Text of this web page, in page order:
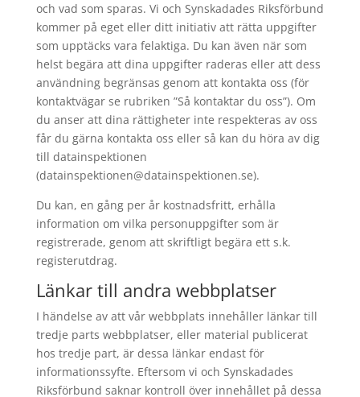
och vad som sparas. Vi och Synskadades Riksförbund
kommer på eget eller ditt initiativ att rätta uppgifter
som upptäcks vara felaktiga. Du kan även när som
helst begära att dina uppgifter raderas eller att dess
användning begränsas genom att kontakta oss (för
kontaktvägar se rubriken ”Så kontaktar du oss”). Om
du anser att dina rättigheter inte respekteras av oss
får du gärna kontakta oss eller så kan du höra av dig
till datainspektionen
(datainspektionen@datainspektionen.se).
Du kan, en gång per år kostnadsfritt, erhålla
information om vilka personuppgifter som är
registrerade, genom att skriftligt begära ett s.k.
registerutdrag.
Länkar till andra webbplatser
I händelse av att vår webbplats innehåller länkar till
tredje parts webbplatser, eller material publicerat
hos tredje part, är dessa länkar endast för
informationssyfte. Eftersom vi och Synskadades
Riksförbund saknar kontroll över innehållet på dessa